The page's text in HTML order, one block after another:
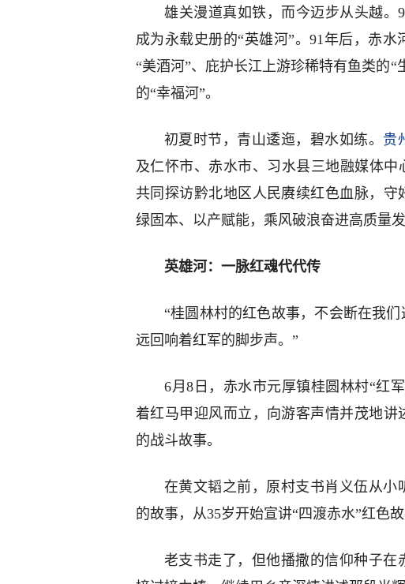
雄关漫道真如铁，而今迈步从头越。
成为永载史册的“英雄河”。91年后，赤
“美酒河”、庇护长江上游珍稀特有鱼类的
的“幸福河”。
初夏时节，青山逶迤，碧水如练。 贵
及仁怀市、赤水市、习水县三地融媒体中
共同探访黔北地区人民赓续红色血脉，
绿固本、以产赋能，乘风破浪奋进高质量
英雄河：一脉红魂代代传
“桂圆林村的红色故事，不会断在我
远回响着红军的脚步声。”
6月8日，赤水市元厚镇桂圆林村“红
着红马甲迎风而立，向游客声情并茂地
的战斗故事。
在黄文韬之前，原村支书肖义伍从小
的故事，从35岁开始宣讲“四渡赤水”红色
老支书走了，但他播撒的信仰种子